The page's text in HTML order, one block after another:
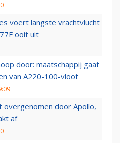
voert langste vrachtvlucht
ooit uit
door: maatschappij gaat
van A220-100-vloot
overgenomen door Apollo,
af